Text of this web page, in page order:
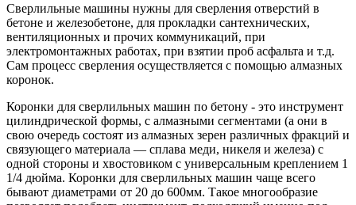
Сверлильные машины нужны для сверления отверстий в
бетоне и железобетоне, для прокладки сантехнических,
вентиляционных и прочих коммуникаций, при
электромонтажных работах, при взятии проб асфальта и т.д.
Сам процесс сверления осуществляется с помощью алмазных
коронок.
Коронки для сверлильных машин по бетону - это инструмент
цилиндрической формы, с алмазными сегментами (а они в
свою очередь состоят из алмазных зерен различных фракций и
связующего материала — сплава меди, никеля и железа) с
одной стороны и хвостовиком с универсальным креплением 1
1/4 дюйма. Коронки для сверлильных машин чаще всего
бывают диаметрами от 20 до 600мм. Такое многообразие